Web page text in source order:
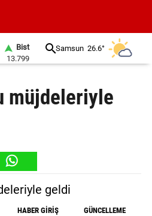
Bist
13.799
Samsun 26.6°
müjdeleriyle
HABER GİRİŞ
GÜNCELLEME